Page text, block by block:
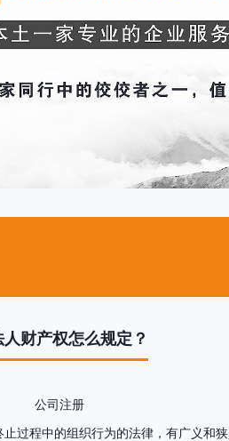
财产权怎么规定？
过程中的组织行为的法律，有广义和